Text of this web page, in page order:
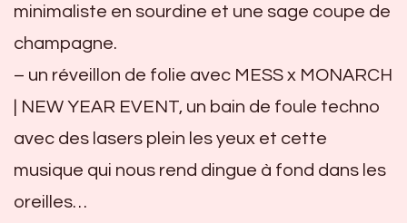
minimaliste en sourdine et une sage coupe de
champagne.
– un réveillon de folie avec MESS x MONARCH
| NEW YEAR EVENT, un bain de foule techno
avec des lasers plein les yeux et cette
musique qui nous rend dingue à fond dans les
oreilles…